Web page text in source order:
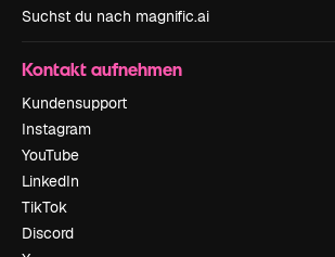
Suchst du nach magnific.ai
Kontakt aufnehmen
Kundensupport
Instagram
YouTube
LinkedIn
TikTok
Discord